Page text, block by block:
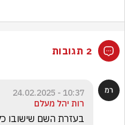
2 תגובות
10:37 - 24.02.2025
רות יהל מעלם
בעזרת השם שישובו